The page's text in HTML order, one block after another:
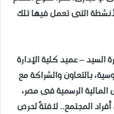
التى تعمل فيها تلك
السيد – عميد كلية الإدارة
بالتعاون والشراكة مع
الرسمية فى مصر،
أفراد المجتمع.. لافتةً لحرص